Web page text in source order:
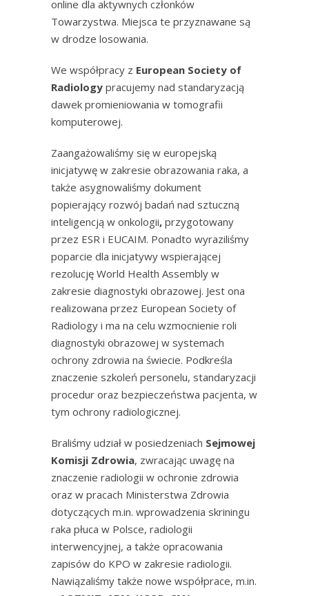
online dla aktywnych członków
Towarzystwa. Miejsca te przyznawane są
w drodze losowania.
We współpracy z European Society of
Radiology pracujemy nad standaryzacją
dawek promieniowania w tomografii
komputerowej.
Zaangażowaliśmy się w europejską
inicjatywę w zakresie obrazowania raka, a
także asygnowaliśmy dokument
popierający rozwój badań nad sztuczną
inteligencją w onkologii, przygotowany
przez ESR i EUCAIM. Ponadto wyraziliśmy
poparcie dla inicjatywy wspierającej
rezolucję World Health Assembly w
zakresie diagnostyki obrazowej. Jest ona
realizowana przez European Society of
Radiology i ma na celu wzmocnienie roli
diagnostyki obrazowej w systemach
ochrony zdrowia na świecie. Podkreśla
znaczenie szkoleń personelu, standaryzacji
procedur oraz bezpieczeństwa pacjenta, w
tym ochrony radiologicznej.
Braliśmy udział w posiedzeniach Sejmowej
Komisji Zdrowia, zwracając uwagę na
znaczenie radiologii w ochronie zdrowia
oraz w pracach Ministerstwa Zdrowia
dotyczących m.in. wprowadzenia skriningu
raka płuca w Polsce, radiologii
interwencyjnej, a także opracowania
zapisów do KPO w zakresie radiologii.
Nawiązaliśmy także nowe współprace, m.in.